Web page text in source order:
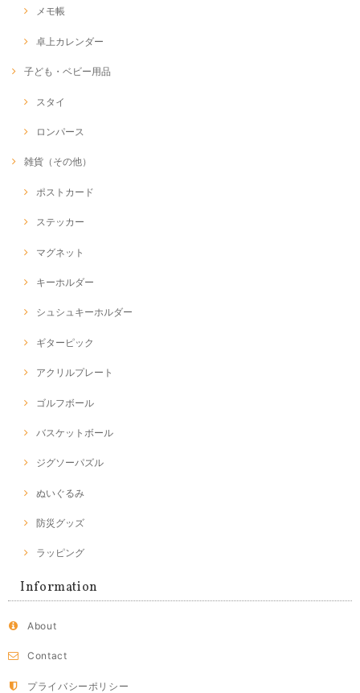
メモ帳
卓上カレンダー
子ども・ベビー用品
スタイ
ロンパース
雑貨（その他）
ポストカード
ステッカー
マグネット
キーホルダー
シュシュキーホルダー
ギターピック
アクリルプレート
ゴルフボール
バスケットボール
ジグソーパズル
ぬいぐるみ
防災グッズ
ラッピング
Information
About
Contact
プライバシーポリシー